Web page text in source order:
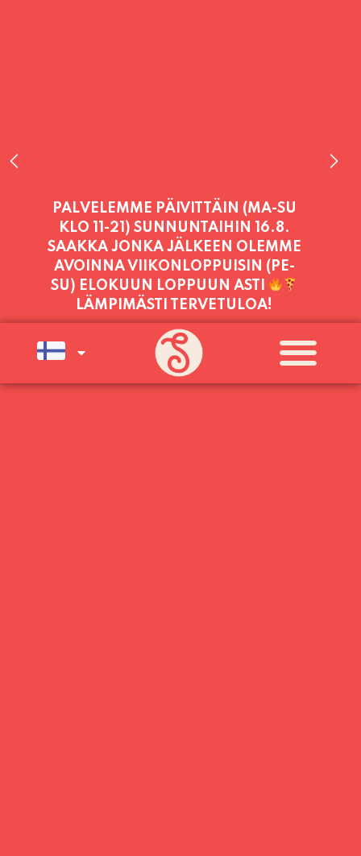
PALVELEMME TÄNÄÄN:
TORSTAI 11:00 - 21:00
PALVELEMME PÄIVITTÄIN (MA-SU
KLO 11-21) SUNNUNTAIHIN 16.8.
SAAKKA JONKA JÄLKEEN OLEMME
AVOINNA VIIKONLOPPUISIN (PE-
SU) ELOKUUN LOPPUUN ASTI
LÄMPIMÄSTI TERVETULOA!